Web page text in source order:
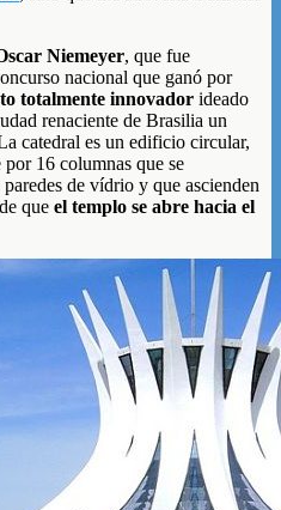
Niemeyer, que fue
nacional que ganó por
totalmente innovador ideado
renaciente de Brasilia un
catedral es un edificio circular,
16 columnas que se
de vídrio y que ascienden
que el templo se abre hacia el